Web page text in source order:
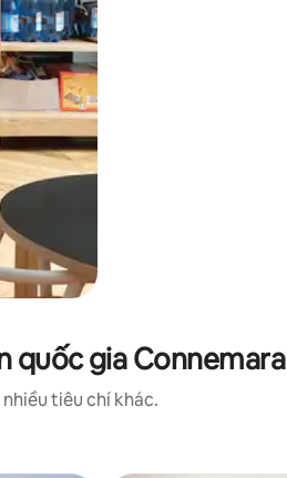
quốc gia Connemara
tiêu chí khác.